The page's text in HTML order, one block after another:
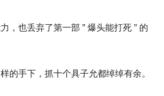
，也丢弃了第一部 ” 爆头能打死 ” 的
的手下，抓十个具子允都绰绰有余。